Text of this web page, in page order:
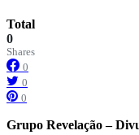
Total
0
Shares
0
0
0
Grupo Revelação –